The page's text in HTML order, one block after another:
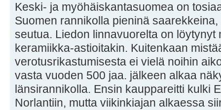
Keski- ja myöhäiskantasuomea on
Suomen rannikolla pieninä
seutua. Liedon linnavuorelta on löytynyt
keramiikka-astioitakin. Kuitenkaan
verotusrikastumisesta ei vielä noihin
vasta vuoden 500 jaa. jälkeen alkaa
länsirannikolla. Ensin kauppareitti kulki
Norlantiin, mutta viikinkiajan alkaessa